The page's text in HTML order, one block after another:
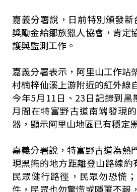
嘉義分署說，日前特別頒發
獎勵金給鄒族獵人協會，肯定
護與監測工作。
嘉義分署表示，阿里山工作站
村楠梓仙溪上游附近的紅外線
今年5月11日、23日記錄到
月間在特富野古道南端發現
器，顯示阿里山地區已有穩定
嘉義分署說，特富野古道為熱
現黑熊的地方距離登山路線
民眾健行路徑，民眾勿恐慌
件，民眾也勿驚慌或隱匿不報